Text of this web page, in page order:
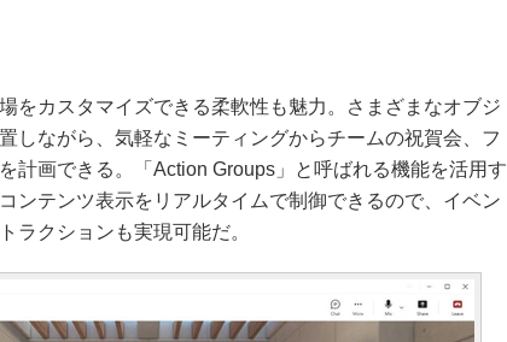
をカスタマイズできる柔軟性も魅力。さまざまなオブジ
しながら、気軽なミーティングからチームの祝賀会、フ
計画できる。「Action Groups」と呼ばれる機能を活用す
ンテンツ表示をリアルタイムで制御できるので、イベン
ラクションも実現可能だ。